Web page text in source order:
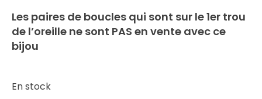
Les paires de boucles qui sont sur le 1er trou
de l’oreille ne sont PAS en vente avec ce
bijou
En stock